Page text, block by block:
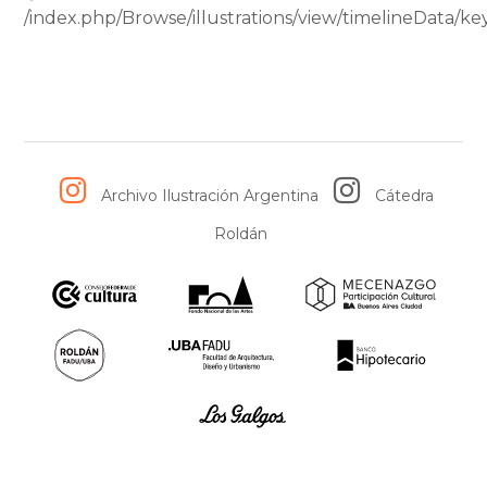
muchos años después, en una película de la mano del gran
/index.php/Browse/illustrations/view/timelineData/
Archivo Ilustración Argentina
Cátedra
Roldán